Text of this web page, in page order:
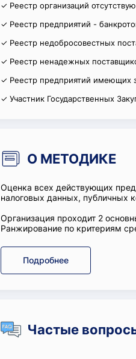
✓ Реестр организаций
✓ Реестр предприятий -
✓ Реестр недобросовестных
✓ Реестр ненадежных
✓ Реестр предприятий имеющих
✓ Участник Государственных
О МЕТОДИКЕ
Оценка всех действующих
налоговых данных, публичных
Организация проходит 2
Ранжирование по критериям
Подробнее
Частые